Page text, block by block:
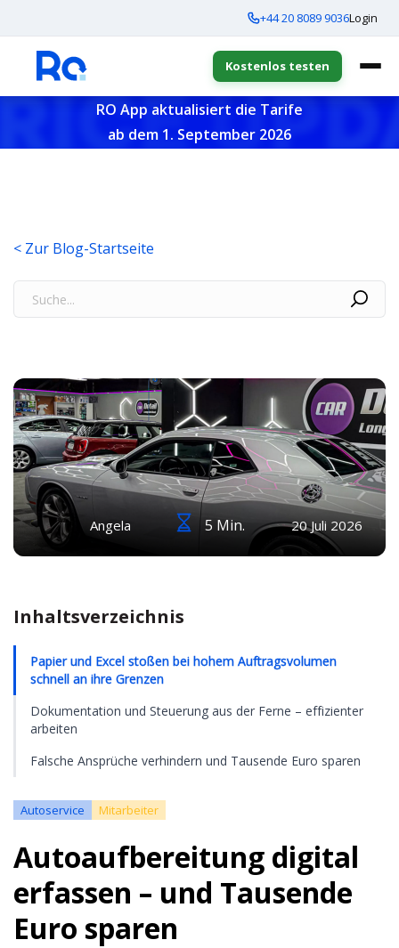
+44 20 8089 9036Login
Kostenlos testen
RO App aktualisiert die Tarife
ab dem 1. September 2026
< Zur Blog-Startseite
Angela 5 Min. 20 Juli 2026
Inhaltsverzeichnis
Papier und Excel stoßen bei hohem Auftragsvolumen
schnell an ihre Grenzen
Dokumentation und Steuerung aus der Ferne – effizienter
arbeiten
Falsche Ansprüche verhindern und Tausende Euro sparen
Autoservice Mitarbeiter
Autoaufbereitung digital
erfassen – und Tausende
Euro sparen